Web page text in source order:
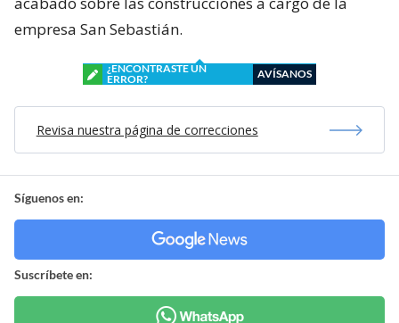
empresa San Sebastián.
¿ENCONTRASTE UN
ERROR?
AVÍSANOS
Revisa nuestra página de correcciones
Síguenos en:
Suscríbete en: